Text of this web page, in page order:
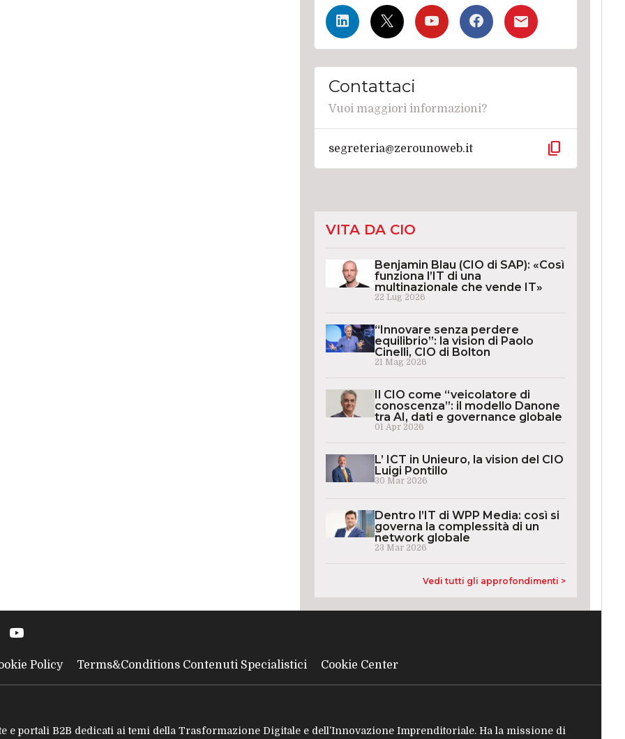
Contattaci
Vuoi maggiori informazioni?
segreteria@zerounoweb.it content_copy
VITA DA CIO
Benjamin Blau (CIO di SAP): «Così
funziona l’IT di una
multinazionale che vende IT»
22 Lug 2026
“Innovare senza perdere
equilibrio”: la vision di Paolo
Cinelli, CIO di Bolton
21 Mag 2026
Il CIO come “veicolatore di
conoscenza”: il modello Danone
tra AI, dati e governance globale
01 Apr 2026
L’ ICT in Unieuro, la vision del CIO
Luigi Pontillo
30 Mar 2026
Dentro l’IT di WPP Media: così si
governa la complessità di un
network globale
23 Mar 2026
Vedi tutti gli approfondimenti >
Policy Terms&Conditions Contenuti Specialistici Cookie Center
e portali B2B dedicati ai temi della Trasformazione Digitale e dell’Innovazione Imprenditoriale. Ha la missione di